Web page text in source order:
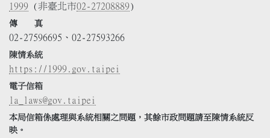
1999 (非臺北市02-27208889)
傳 真
02-27596695、02-27593266
陳情系統
https://1999.gov.taipei
電子信箱
la_laws@gov.taipei
本局信箱係處理與系統相關之問題，其餘市政問題請至陳情系統反
映。